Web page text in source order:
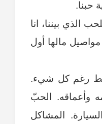
حبنا.
الذي بيننا، انا
مالها أول
رغم كل شيء.
وأعماقه. الحبّ
المشاكل